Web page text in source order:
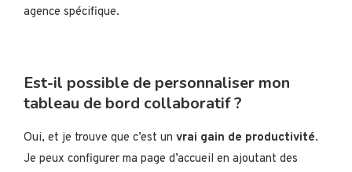
agence spécifique.
Est-il possible de personnaliser mon
tableau de bord collaboratif ?
Oui, et je trouve que c’est un vrai gain de productivité.
Je peux configurer ma page d’accueil en ajoutant des